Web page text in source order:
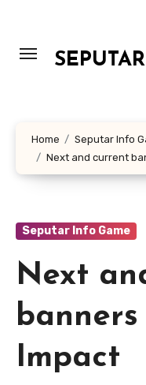
konten
Home
Seputar Info
Next and current
Seputar Info Game
Next
banners
Impact